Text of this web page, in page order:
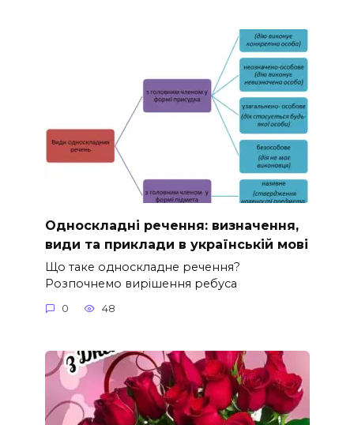
Односкладні речення: визначення,
види та приклади в українській мові
Що таке односкладне речення?
Розпочнемо вирішення ребуса
0 48